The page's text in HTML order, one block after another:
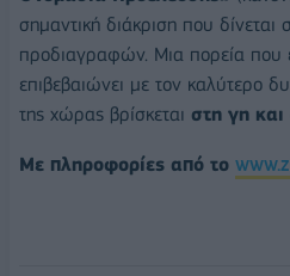
σημαντική διάκριση που
προδιαγραφών. Μια πορεία που
επιβεβαιώνει με τον καλύτερο
της χώρας βρίσκεται στη γη
Με πληροφορίες από το